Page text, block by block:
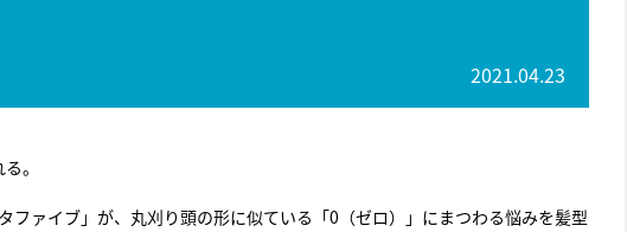
2021.04.23
。
ファイブ」が、丸刈り頭の形に似ている「0（ゼロ）」にまつわる悩みを髪型